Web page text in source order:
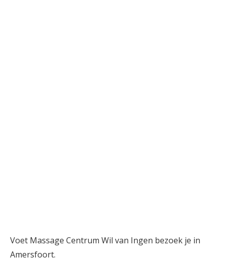
Voet Massage Centrum Wil van Ingen bezoek je in
Amersfoort.